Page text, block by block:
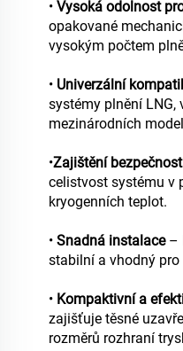
• Vysoká odolnost
opakované
vysokým počtem
• Univerzální
systémy plnění
mezinárodních
•Zajištění
celistvost systému v
kryogenních teplot.
• Snadná instalace –
stabilní a vhodný
• Kompaktivní a
zajišťuje těsné
rozměrů rozhraní